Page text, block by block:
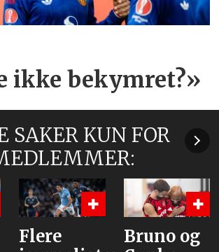
ikke bekymret?»
SAKER KUN FOR
Flere
Bruno og